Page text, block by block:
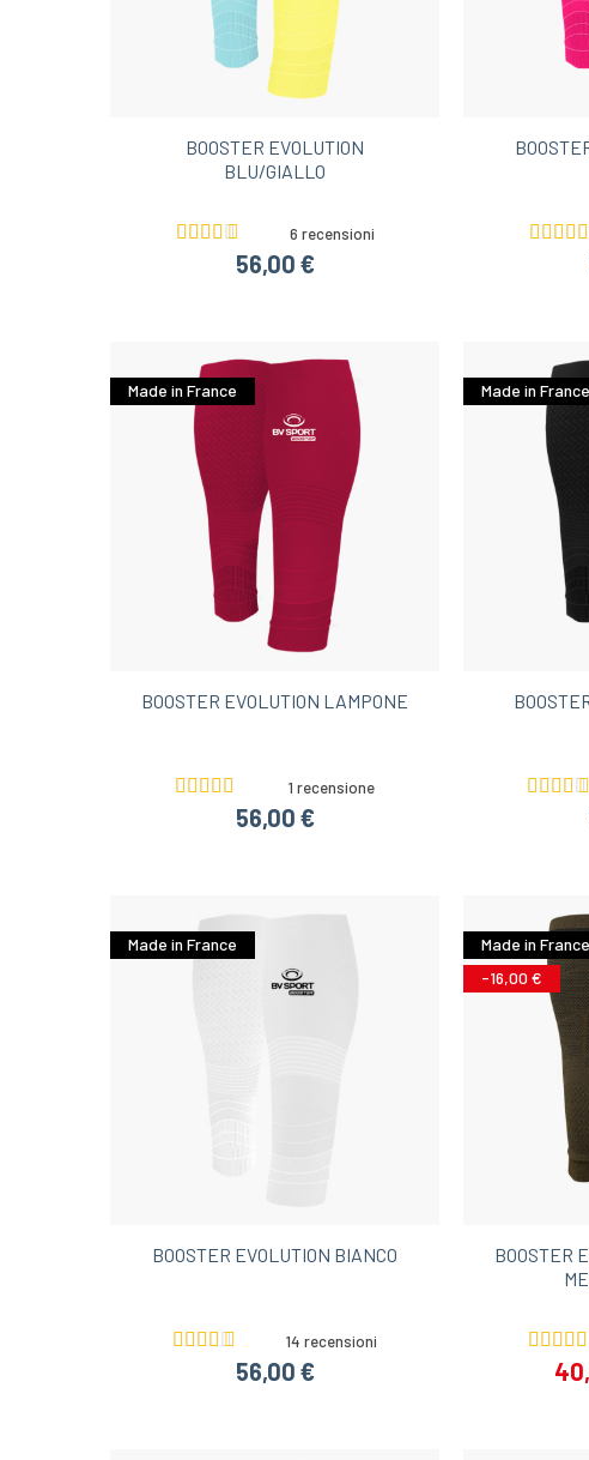
Idee regalo di Natale sotto i 30€
BOOSTER EVOLUTION
BLU/GIALLO
6 recensioni
56,00 €
Made in France
BOOSTER EVOLUTION LAMPONE
1 recensione
56,00 €
Made in France
Made in France
BOOSTER EVOLUTION BIANCO
14 recensioni
56,00 €
Made in France
-16,00 €
BOOSTER